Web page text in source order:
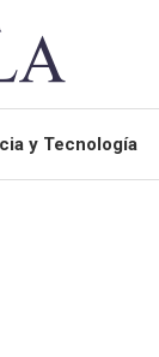
y Tecnología